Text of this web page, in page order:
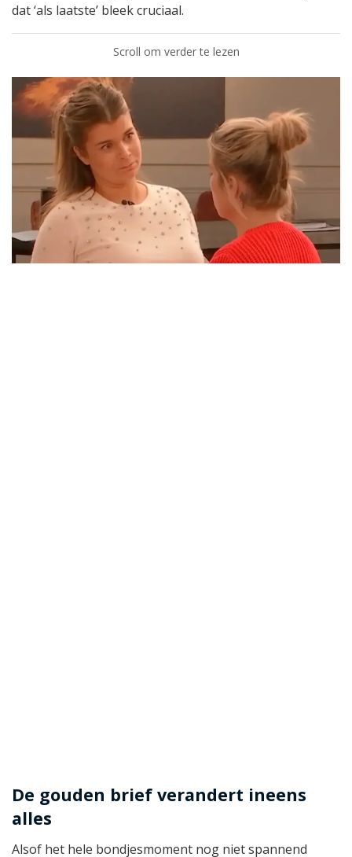
dat ‘als laatste’ bleek cruciaal.
Scroll om verder te lezen
De gouden brief verandert ineens
alles
Alsof het hele bondjesmoment nog niet spannend